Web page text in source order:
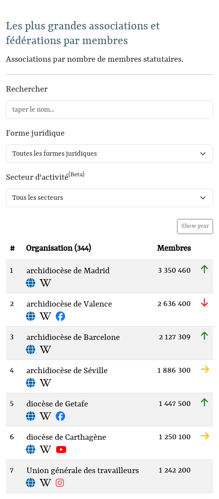
Les plus grandes associations et
fédérations par membres
Associations par nombre de membres statutaires.
Rechercher
Forme juridique
Secteur d'activité(Beta)
Show year
# Organisation (344) Membres
1 archidiocèse de Madrid 3 350 460
2 archidiocèse de Valence 2 636 400
3 archidiocèse de Barcelone 2 127 309
4 archidiocèse de Séville 1 886 300
5 diocèse de Getafe 1 447 500
6 diocèse de Carthagène 1 250 100
7 Union générale des travailleurs 1 242 200